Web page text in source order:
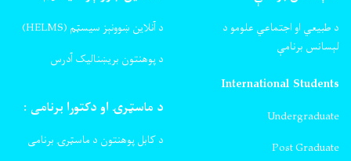
د طبیعي او اجتماعي علومو د
لېسانس برنامې
د آنلاین ښوونېز سیسټم (HELMS)
د پوهنتون بریښنالیک آدرس
International Students
Undergraduate
Post Graduate
د ماسټرۍ او دکتورا برنامی :
د کابل پوهنتون د ماسټرۍ برنامی